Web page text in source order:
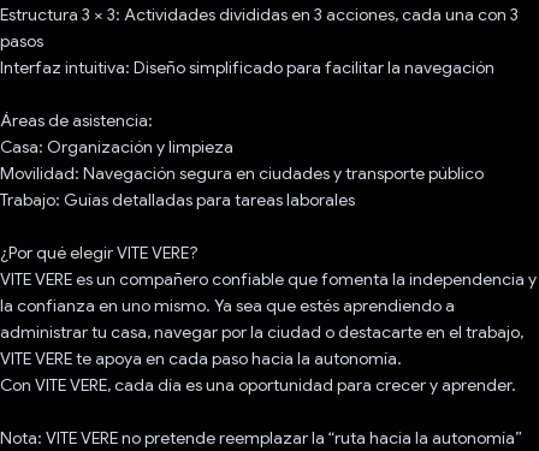
Estructura 3 × 3: Actividades divididas en 3 acciones, cada una con 3
pasos
Interfaz intuitiva: Diseño simplificado para facilitar la navegación
Áreas de asistencia:
Casa: Organización y limpieza
Movilidad: Navegación segura en ciudades y transporte público
Trabajo: Guías detalladas para tareas laborales
¿Por qué elegir VITE VERE?
VITE VERE es un compañero confiable que fomenta la independencia y
la confianza en uno mismo. Ya sea que estés aprendiendo a
administrar tu casa, navegar por la ciudad o destacarte en el trabajo,
VITE VERE te apoya en cada paso hacia la autonomía.
Con VITE VERE, cada día es una oportunidad para crecer y aprender.
Nota: VITE VERE no pretende reemplazar la “ruta hacia la autonomía”